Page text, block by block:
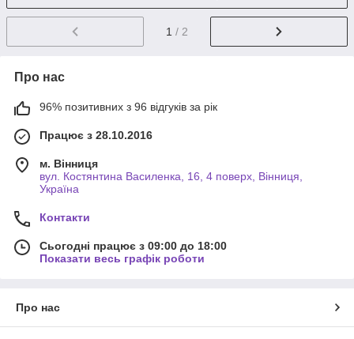
1 / 2
Про нас
96% позитивних з 96 відгуків за рік
Працює з 28.10.2016
м. Вінниця
вул. Костянтина Василенка, 16, 4 поверх, Вінниця,
Україна
Контакти
Сьогодні працює з 09:00 до 18:00
Показати весь графік роботи
Про нас